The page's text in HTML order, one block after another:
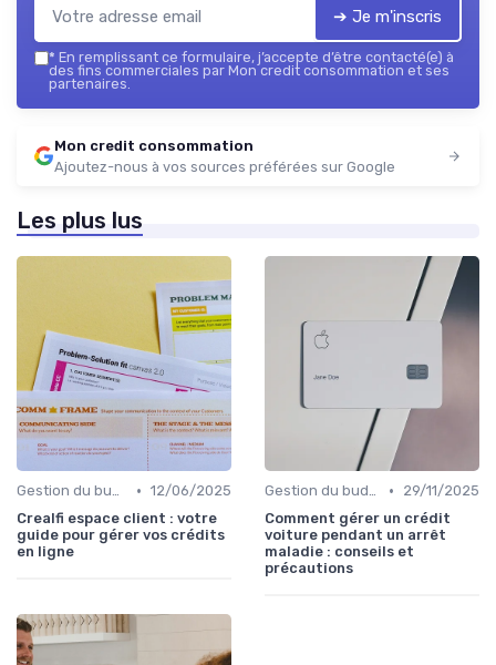
➔ Je m'inscris
* En remplissant ce formulaire, j’accepte d’être contacté(e) à
des fins commerciales par Mon credit consommation et ses
partenaires.
Mon credit consommation
Ajoutez-nous à vos sources préférées sur Google
Les plus lus
Gestion du budget • 12/06/2025
Crealfi espace client : votre
guide pour gérer vos crédits
en ligne
Gestion du budget •
29/11/2025
Comment gérer un crédit
voiture pendant un arrêt
maladie : conseils et
précautions